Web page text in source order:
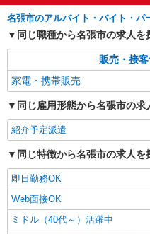
名張市のアルバイト・バイト・パ
同じ職種から名張市の求人を
販売・接
家電・携帯販売
同じ雇用形態から名張市の求
紹介予定派遣
同じ特徴から名張市の求人を
即日勤務OK
Web面接OK
ミドル（40代～）活躍中